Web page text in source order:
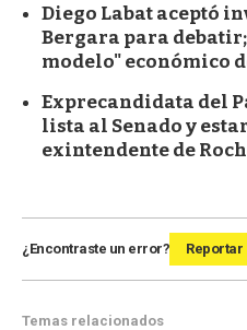
Diego Labat aceptó
Bergara para
modelo" económico
Exprecandidata del
lista al Senado y
exintendente de
¿Encontraste un error? Reportar
Temas relacionados